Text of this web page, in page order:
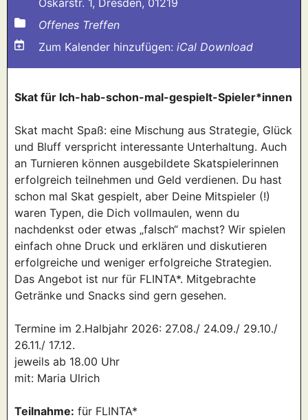
Oskarstr. 1, Dresden, 01219
Offenes Treffen
Zum Kalender hinzufügen: iCal Download
Skat für Ich-hab-schon-mal-gespielt-Spieler*innen
Skat macht Spaß: eine Mischung aus Strategie, Glück
und Bluff verspricht interessante Unterhaltung. Auch
an Turnieren können ausgebildete Skatspielerinnen
erfolgreich teilnehmen und Geld verdienen. Du hast
schon mal Skat gespielt, aber Deine Mitspieler (!)
waren Typen, die Dich vollmaulen, wenn du
nachdenkst oder etwas „falsch“ machst? Wir spielen
einfach ohne Druck und erklären und diskutieren
erfolgreiche und weniger erfolgreiche Strategien.
Das Angebot ist nur für FLINTA*. Mitgebrachte
Getränke und Snacks sind gern gesehen.
Termine im 2.Halbjahr 2026: 27.08./ 24.09./ 29.10./
26.11./ 17.12.
jeweils ab 18.00 Uhr
mit: Maria Ulrich
Teilnahme: für FLINTA*